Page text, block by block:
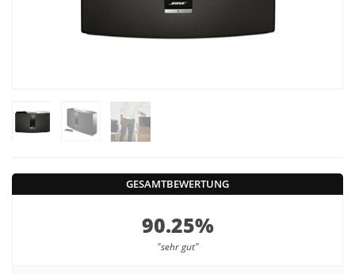
GESAMTBEWERTUNG
90.25%
"sehr gut"